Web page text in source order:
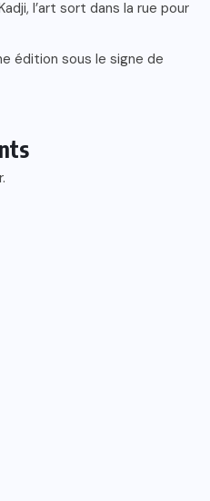
l’art sort dans la rue pour
édition sous le signe de